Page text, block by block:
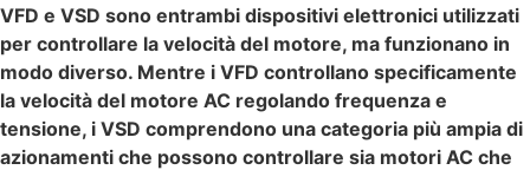
VFD e VSD sono entrambi dispositivi elettronici utilizzati
per controllare la velocità del motore, ma funzionano in
modo diverso. Mentre i VFD controllano specificamente
la velocità del motore AC regolando frequenza e
tensione, i VSD comprendono una categoria più ampia di
azionamenti che possono controllare sia motori AC che